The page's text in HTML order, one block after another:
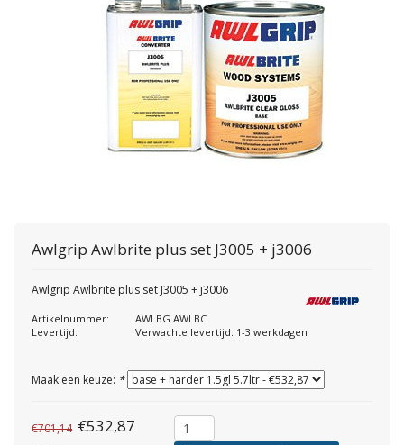
Awlgrip Awlbrite plus set J3005 + j3006
Awlgrip Awlbrite plus set J3005 + j3006
Artikelnummer:
AWLBG AWLBC
Levertijd:
Verwachte levertijd: 1-3 werkdagen
Maak een keuze: *
€701,14 €532,87